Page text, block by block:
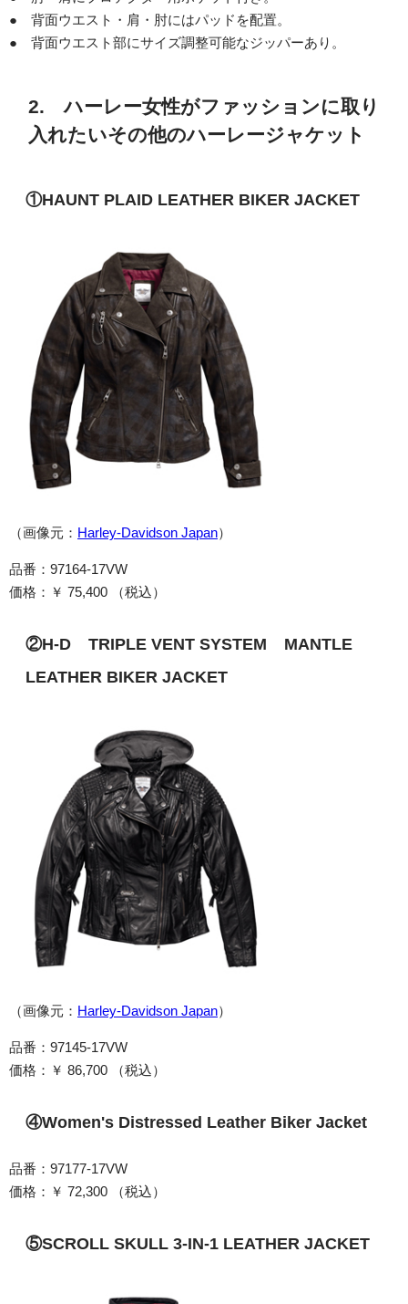
● 背面ウエスト・肩・肘にはパッドを配置。
● 背面ウエスト部にサイズ調整可能なジッパーあり。
2. ハーレー女性がファッションに取り
入れたいその他のハーレージャケット
①HAUNT PLAID LEATHER BIKER JACKET
（画像元： Harley-Davidson Japan）
品番：97164-17VW
価格：￥ 75,400 （税込）
②H-D TRIPLE VENT SYSTEM
MANTLE
LEATHER BIKER JACKET
（画像元： Harley-Davidson Japan）
品番：97145-17VW
価格：￥ 86,700 （税込）
④Women's Distressed Leather Biker Jacket
品番：97177-17VW
価格：￥ 72,300 （税込）
⑤SCROLL SKULL 3-IN-1 LEATHER JACKET